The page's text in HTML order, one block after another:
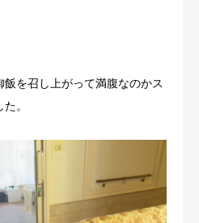
を召し上がって満腹なのかス
。